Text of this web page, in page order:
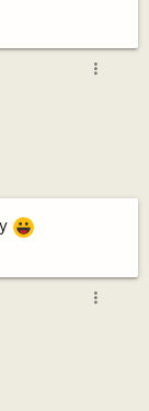
more_vert
|-))
more_vert